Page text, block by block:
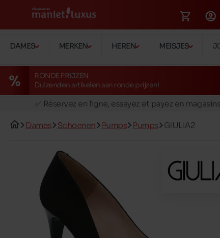
DAMES MERKEN HEREN MEISJES
RONDE PRIJZEN
Duizenden artikelen aan ronde prijzen!
🚛 Livraison gratuite en magasins
✅ Réservez en ligne, essayez et payez en
🚛 Livraison gratuite en magasins
Dames Schoenen Pumps Pumps GIULIA2